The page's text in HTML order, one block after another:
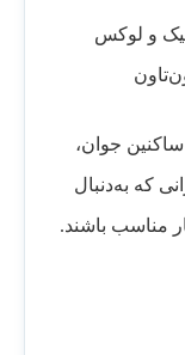
و لوکس
جوان،
که به‌دنبال
مناسب باشند.